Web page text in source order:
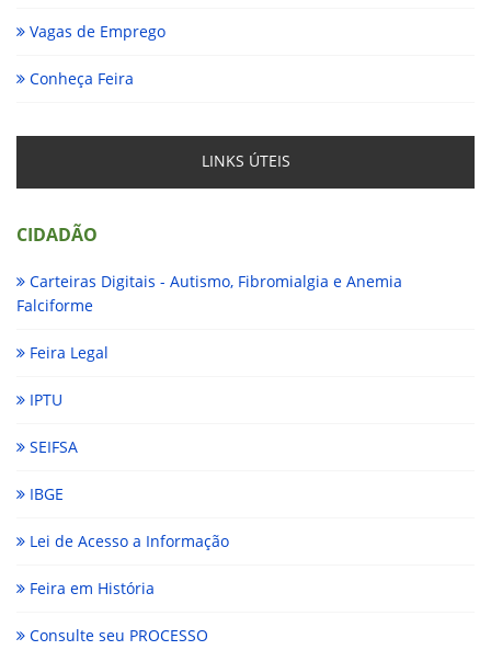
Vagas de Emprego
Conheça Feira
LINKS ÚTEIS
CIDADÃO
Carteiras Digitais - Autismo, Fibromialgia e Anemia
Falciforme
Feira Legal
IPTU
SEIFSA
IBGE
Lei de Acesso a Informação
Feira em História
Consulte seu PROCESSO